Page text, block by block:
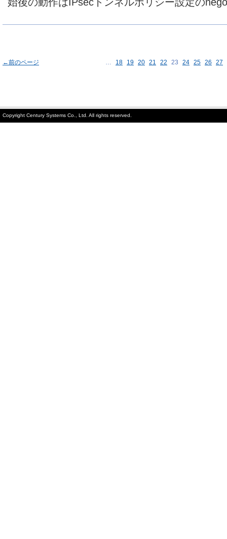
←前のページ … 18 19 20 21 22 23 24 25 26 27
Copyright Century Systems Co., Ltd. All rights reserved.